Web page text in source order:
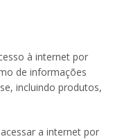
à internet por
de informações
incluindo produtos,
a internet por